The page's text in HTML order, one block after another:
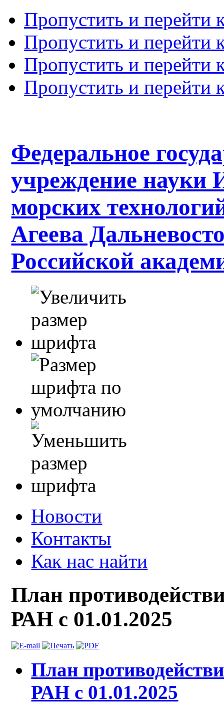
Пропустить и перейти
Пропустить и перейти
Пропустить и перейти
Пропустить и перейти
Федеральное
учреждение науки
морских
Агеева
Российской
Новости
Контакты
Как нас найти
План
РАН с 01.01.2025
План
РАН с 01.01.2025